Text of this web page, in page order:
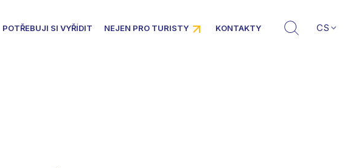
POTŘEBUJI SI VYŘÍDIT NEJEN PRO TURISTY KONTAKTY CS